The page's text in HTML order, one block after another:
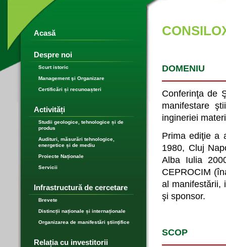
DOMENIU
Conferinţa de
manifestare
ingineriei
Prima ediţie a
1980, Cluj
Alba Iulia
CEPROCIM
al manifestării,
şi sponsor.
SCOP
Acasă
Despre noi
Scurt istoric
Management şi Organizare
Certificări și recunoașteri
Activități
Studii geologice, tehnologice și de
produs
Audituri, măsurări tehnologice,
energetice și de mediu
Proiecte Naționale
Servicii
Infrastructură de cercetare
Brevete
Distincții naționale și internaționale
Organizarea de manifestări ştiinţifice
Relația cu investitorii